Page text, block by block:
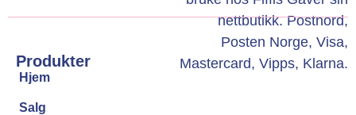
Produkter
Hjem
Salg